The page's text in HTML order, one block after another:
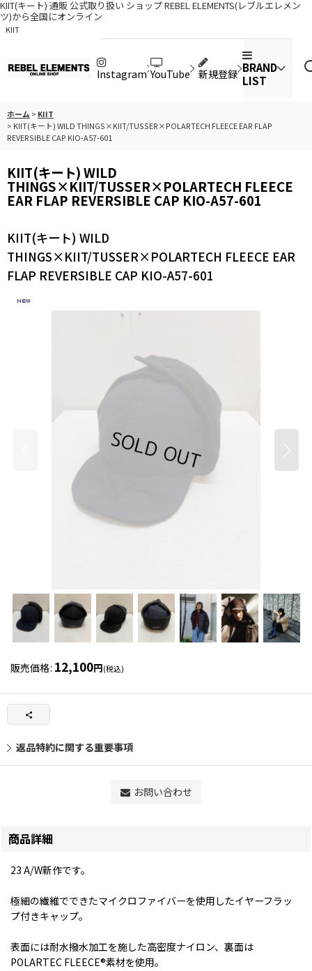
KIIT(キート) 通販 公式取り扱い ショップ REBEL ELEMENTS(レブルエレメン
ツ)から全国にオンライン
KIIT
Instagram YouTube 新規登録 BRAND
LIST
ホーム > KIIT
> KIIT(キート) WILD THINGS×KIIT/TUSSER×POLARTECH FLEECE EAR FLAP
REVERSIBLE CAP KIO-A57-601
KIIT(キート) WILD
THINGS×KIIT/TUSSER×POLARTECH FLEECE
EAR FLAP REVERSIBLE CAP KIO-A57-601
KIIT(キート) WILD
THINGS×KIIT/TUSSER×POLARTECH FLEECE EAR
FLAP REVERSIBLE CAP KIO-A57-601
販売価格: 12,100円(税込)
返品特約に関する重要事項
お問い合わせ
商品詳細
23 A/W新作です。
極細の繊維でできたマイクロファイバーを使用したイヤーフラッ
プ付きキャップ。
表面には耐水撥水加工を施した高密度ナイロン、裏面は
POLARTEC FLEECE®素材を使用。